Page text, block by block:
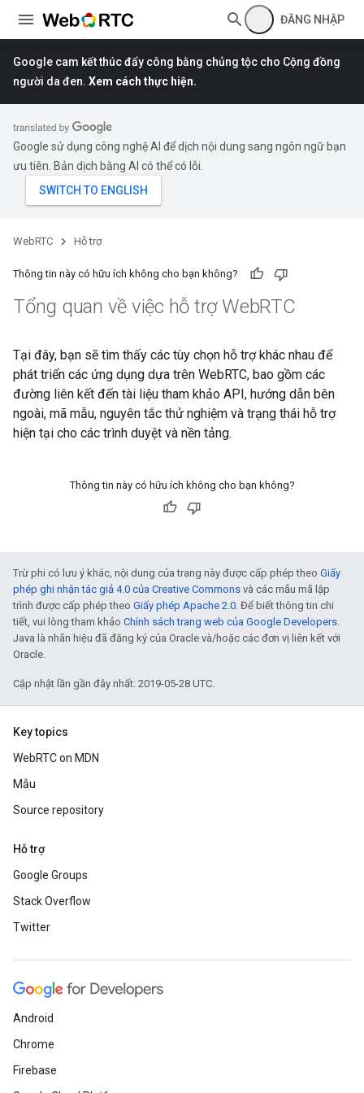
ĐĂNG NHẬP
Google cam kết thúc đẩy công bằng chủng tộc cho Cộng đồng
người da đen. Xem cách thực hiện.
Google sử dụng công nghệ AI để dịch nội dung sang ngôn ngữ bạn
ưu tiên. Bản dịch bằng AI có thể có lỗi.
WebRTC Hỗ trợ
Thông tin này có hữu ích không cho bạn không?
Tổng quan về việc hỗ trợ WebRTC
Tại đây, bạn sẽ tìm thấy các tùy chọn hỗ trợ khác nhau để
phát triển các ứng dụng dựa trên WebRTC, bao gồm các
đường liên kết đến tài liệu tham khảo API, hướng dẫn bên
ngoài, mã mẫu, nguyên tắc thử nghiệm và trạng thái hỗ trợ
hiện tại cho các trình duyệt và nền tảng.
Thông tin này có hữu ích không cho bạn không?
Trừ phi có lưu ý khác, nội dung của trang này được cấp phép theo Giấy
phép ghi nhận tác giả 4.0 của Creative Commons và các mẫu mã lập
trình được cấp phép theo Giấy phép Apache 2.0. Để biết thông tin chi
tiết, vui lòng tham khảo Chính sách trang web của Google Developers.
Java là nhãn hiệu đã đăng ký của Oracle và/hoặc các đơn vị liên kết với
Oracle.
Cập nhật lần gần đây nhất: 2019-05-28 UTC.
Key topics
WebRTC on MDN
Mẫu
Source repository
Hỗ trợ
Google Groups
Stack Overflow
Twitter
Android
Chrome
Firebase